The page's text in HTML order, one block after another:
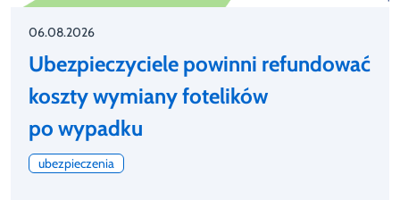
06.08.2026
Ubezpieczyciele powinni refundować
koszty wymiany fotelików
po wypadku
ubezpieczenia